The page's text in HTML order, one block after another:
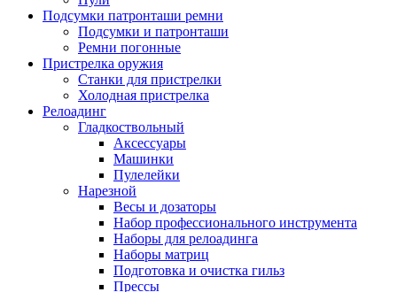
Подсумки патронташи ремни
Подсумки и патронташи
Ремни погонные
Пристрелка оружия
Станки для пристрелки
Холодная пристрелка
Релоадинг
Гладкоствольный
Аксессуары
Машинки
Пулелейки
Нарезной
Весы и дозаторы
Набор профессионального инструмента
Наборы для релоадинга
Наборы матриц
Подготовка и очистка гильз
Прессы